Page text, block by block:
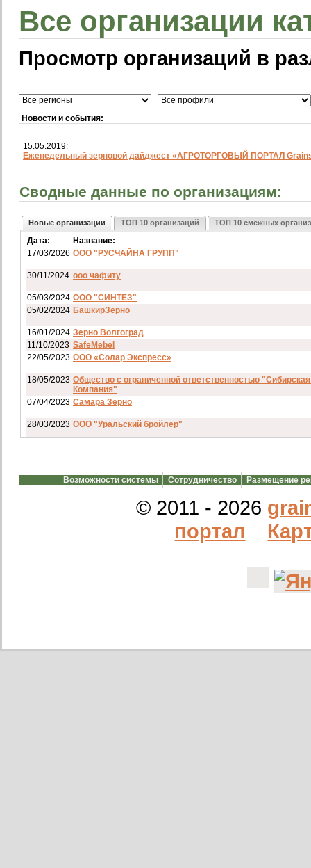
Все организации
Просмотр организаций в
Новости и события:
15.05.2019:
Еженедельный зерновой дайджест «АГРОТОРГОВЫЙ ПОРТАЛ
Сводные данные по организациям:
Новые организации ТОП 10 организаций ТОП 10 смежных
Дата:
Название:
17/03/2026 ООО "РУСЧАЙНА ГРУПП"
30/11/2024 ооо чафиту
05/03/2024 ООО "СИНТЕЗ"
05/02/2024 БашкирЗерно
16/01/2024 Зерно Волгоград
11/10/2023 SafeMebel
22/05/2023 ООО «Солар Экспресс»
18/05/2023 Общество с ограниченной ответственностью
Компания"
07/04/2023 Самара Зерно
28/03/2023 ООО "Уральский бройлер"
20/02/2023 GREENKO
Возможности системы Сотрудничество Размещение
© 2011 - 2026
портал